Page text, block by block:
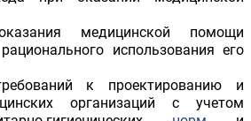
медицинской помощи
использования его
к проектированию и
организаций с учетом